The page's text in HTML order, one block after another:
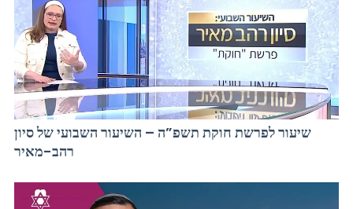
שיעור לפרשת חוקת תשפ”ה – השיעור השבועי של סיון
רהב-מאיר